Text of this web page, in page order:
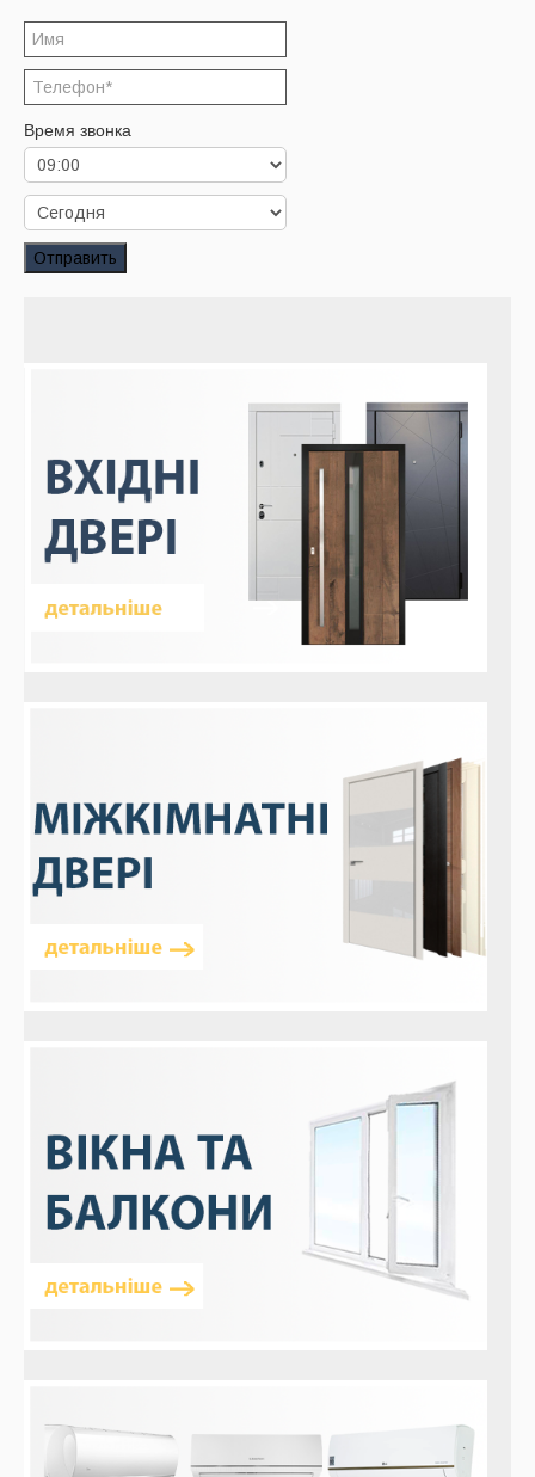
Кондиционеры
Акции
Корзина
Заказать звонок
Заказ обратного звонка
Время звонка
Отправить